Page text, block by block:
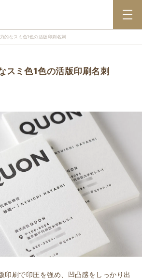
的なスミ色1色の活版印刷名刺
スミ色1色の活版印刷名刺
印刷で印圧を強め、凹凸感をしっかり出